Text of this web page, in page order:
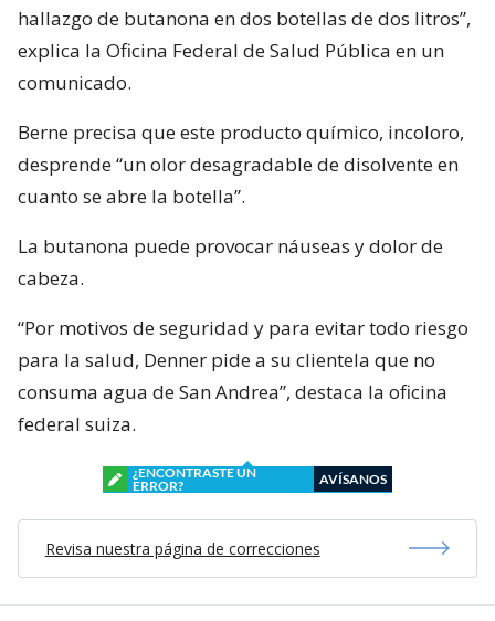
hallazgo de butanona en dos botellas de dos litros”,
explica la Oficina Federal de Salud Pública en un
comunicado.
Berne precisa que este producto químico, incoloro,
desprende “un olor desagradable de disolvente en
cuanto se abre la botella”.
La butanona puede provocar náuseas y dolor de
cabeza.
“Por motivos de seguridad y para evitar todo riesgo
para la salud, Denner pide a su clientela que no
consuma agua de San Andrea”, destaca la oficina
federal suiza.
¿ENCONTRASTE UN
ERROR?
AVÍSANOS
Revisa nuestra página de correcciones